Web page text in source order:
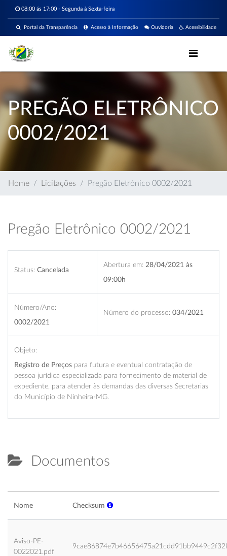
08:00 ás 17:00 - Segunda à Sexta-feira
Acessibilidade
Ouvidoria
Acesso à Informação
Portal da Transparência
PREGÃO ELETRÔNICO
0002/2021
Home Licitações Pregão Eletrônico 0002/2021
Pregão Eletrônico 0002/2021
Status: Cancelada
Abertura em: 28/04/2021 às
09:00h
Número/Ano:
0002/2021
Número do processo: 034/2021
Objeto:
Registro de Preços para futura e eventual contratação de
pessoa jurídica especializada para fornecimento de material de
expediente, para atender às demandas das diversas Secretarias
do Município de Ninheira-MG.
Documentos
Nome Checksum
Aviso-PE-
0022021.pdf